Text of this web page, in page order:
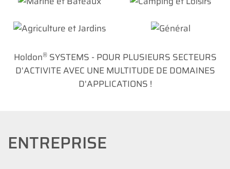
Bateaux
Loisirs
Agriculture et
Jardins
Général
Holdon®SYSTEMS - POUR PLUSIEURS SECTEURS
D'ACTIVITE AVEC UNE MULTITUDE DE DOMAINES
D'APPLICATIONS !
ENTREPRISE